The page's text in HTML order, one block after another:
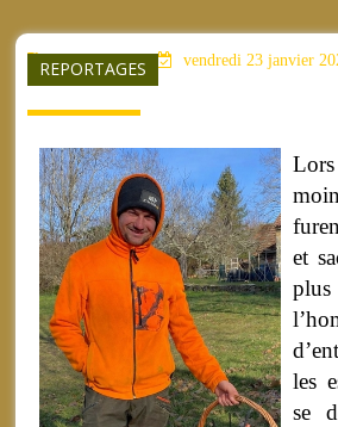
REPORTAGES
aucun mot clé vendredi 23 janvier
et
les
se